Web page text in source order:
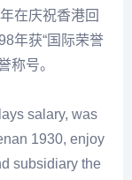
在庆祝香港回
年获“国际荣誉
称号。
salary, was
1930, enjoy
subsidiary the